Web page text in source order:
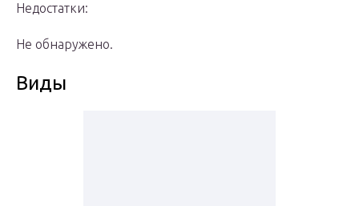
Недостатки:
Не обнаружено.
Виды